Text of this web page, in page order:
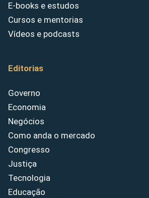
E-books e estudos
Cursos e mentorias
Vídeos e podcasts
Editorias
Governo
Economia
Negócios
Como anda o mercado
Congresso
Justiça
Tecnologia
Educação